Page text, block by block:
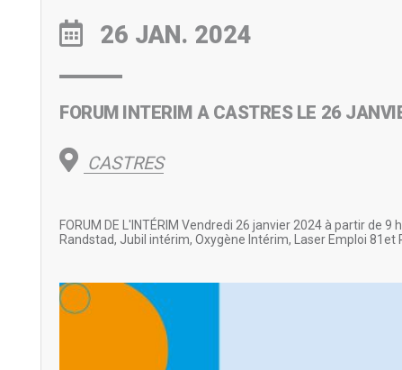
26 JAN. 2024
FORUM INTERIM A CASTRES LE 26
CASTRES
FORUM DE L'INTÉRIM Vendredi 26 janvier 2024 à partir de
Randstad, Jubil intérim, Oxygène Intérim, Laser Emploi 81et